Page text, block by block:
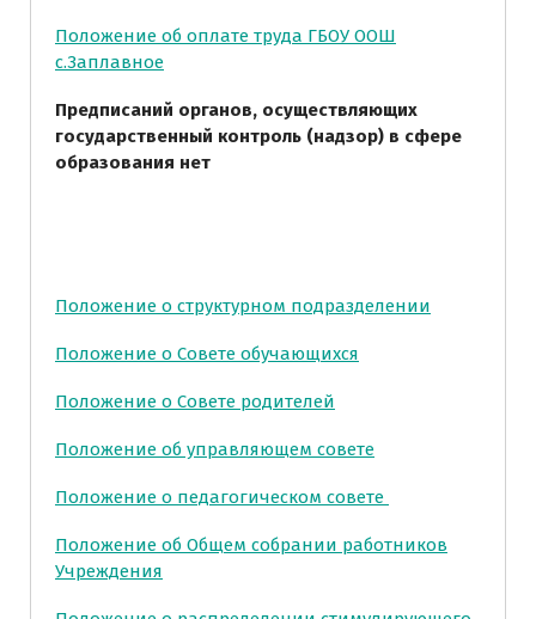
Положение об оплате труда ГБОУ ООШ
с.Заплавное
Предписаний органов, осуществляющих
государственный контроль (надзор) в сфере
образования нет
Положение о структурном подразделении
Положение о Совете обучающихся
Положение о Совете родителей
Положение об управляющем совете
Положение о педагогическом совете
Положение об Общем собрании работников
Учреждения